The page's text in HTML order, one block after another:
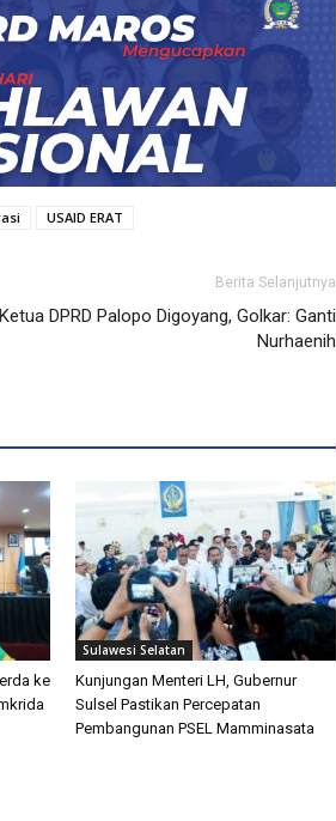
USAID ERAT
Berita Selanjutnya
DPRD Palopo Digoyang, Golkar: Ganti
Nurhaenih
ke
Sulawesi Selatan
Kunjungan Menteri LH, Gubernur
Sulsel Pastikan Percepatan
Pembangunan PSEL Mamminasata